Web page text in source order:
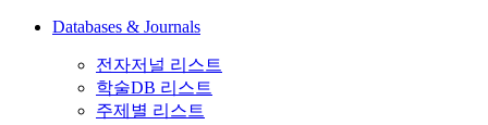
Databases & Journals
전자저널 리스트
학술DB 리스트
주제별 리스트